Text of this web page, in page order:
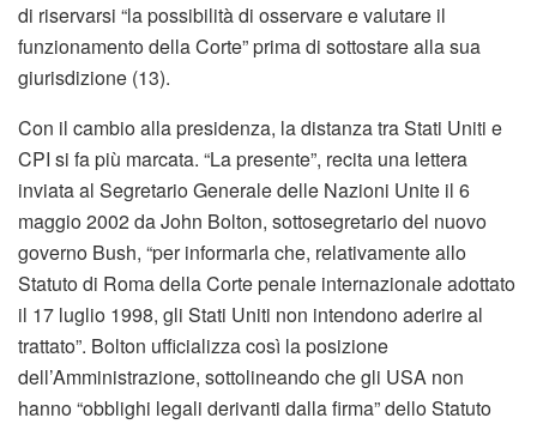
di riservarsi “la possibilità di osservare e valutare il
funzionamento della Corte” prima di sottostare alla sua
giurisdizione (13).
Con il cambio alla presidenza, la distanza tra Stati Uniti e
CPI si fa più marcata. “La presente”, recita una lettera
inviata al Segretario Generale delle Nazioni Unite il 6
maggio 2002 da John Bolton, sottosegretario del nuovo
governo Bush, “per informarla che, relativamente allo
Statuto di Roma della Corte penale internazionale adottato
il 17 luglio 1998, gli Stati Uniti non intendono aderire al
trattato”. Bolton ufficializza così la posizione
dell’Amministrazione, sottolineando che gli USA non
hanno “obblighi legali derivanti dalla firma” dello Statuto